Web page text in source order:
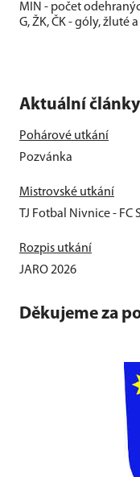
MIN - počet
G, ŽK, ČK - góly, žluté
Aktuální články
Pohárové utkání
Pozvánka
Mistrovské utkání
TJ Fotbal Nivnice - FC
Rozpis utkání
JARO 2026
Děkujeme za